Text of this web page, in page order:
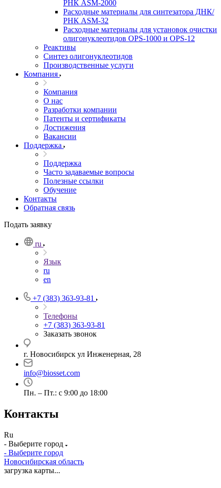
РНК ASM-­2000
Расходные материалы для синтезатора ДНК/
РНК ASM-­32
Расходные материалы для установок очистки
олигонуклеотидов OPS-­­1000 и OPS-­12
Реактивы
Синтез олигонуклеотидов
Производственные услуги
Компания
Компания
О нас
Разработки компании
Патенты и сертификаты
Достижения
Вакансии
Поддержка
Поддержка
Часто задаваемые вопросы
Полезные ссылки
Обучение
Контакты
Обратная связь
Подать заявку
ru
Язык
ru
en
+7 (383) 363-93-81
Телефоны
+7 (383) 363-93-81
Заказать звонок
г. Новосибирск ул Инженерная, 28
info@biosset.com
Пн. – Пт.: с 9:00 до 18:00
Контакты
Ru
- Выберите город
- Выберите город
Новосибирская область
загрузка карты...